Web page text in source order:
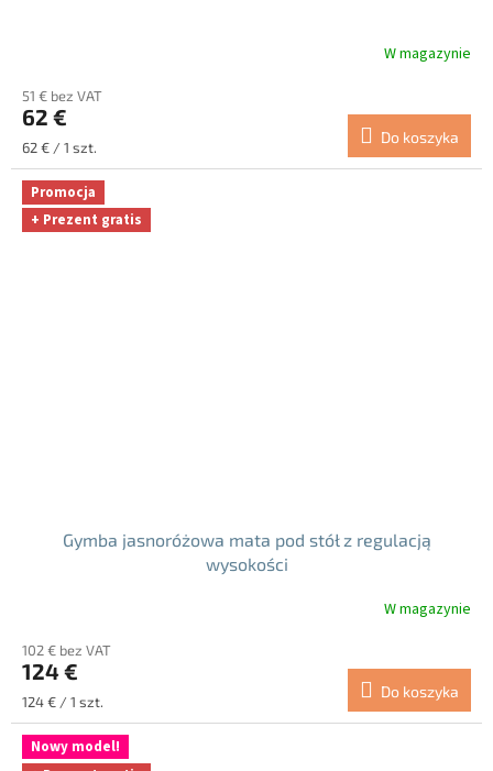
W magazynie
51 € bez VAT
62 €
Cena
jednostkowa:
62 € / 1 szt.
Do koszyka
Promocja
+ Prezent gratis
Gymba jasnoróżowa mata pod stół z regulacją
wysokości
produktu
wynosi
5.0
5
gwiazdek.
W magazynie
102 € bez VAT
124 €
Cena
jednostkowa:
124 € / 1 szt.
Do koszyka
Nowy model!